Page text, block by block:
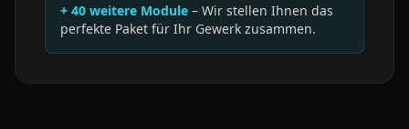
+ 40 weitere Module – Wir stellen Ihnen das
perfekte Paket für Ihr Gewerk zusammen.